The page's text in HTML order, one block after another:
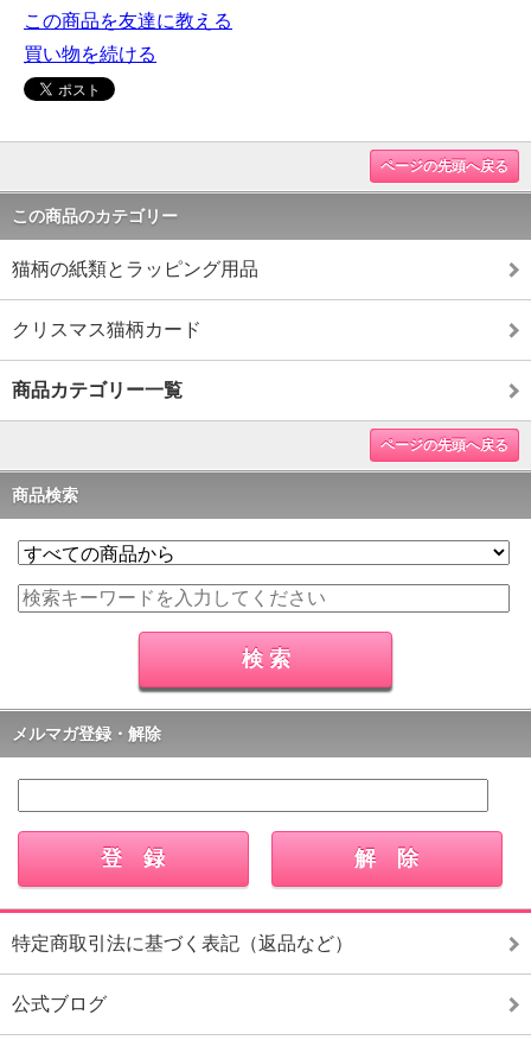
この商品を友達に教える
買い物を続ける
ページの先頭へ戻る
この商品のカテゴリー
猫柄の紙類とラッピング用品
クリスマス猫柄カード
商品カテゴリー一覧
ページの先頭へ戻る
商品検索
メルマガ登録・解除
特定商取引法に基づく表記（返品など）
公式ブログ